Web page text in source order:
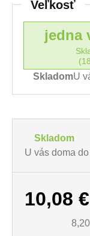
Veľkosť
jedna
SkladomU
Skladom
U vás doma
10,08 €
8,20